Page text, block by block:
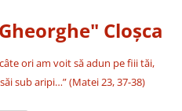
Cloşca
ori am voit să adun pe fiii tăi,
sub aripi…” (Matei 23, 37-38)